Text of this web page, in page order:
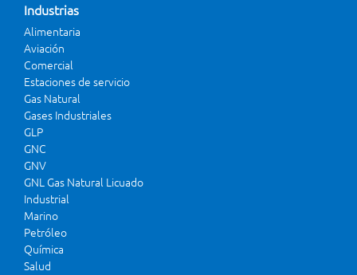
Industrias
Alimentaria
Aviación
Comercial
Estaciones de servicio
Gas Natural
Gases Industriales
GLP
GNC
GNV
GNL Gas Natural Licuado
Industrial
Marino
Petróleo
Química
Salud